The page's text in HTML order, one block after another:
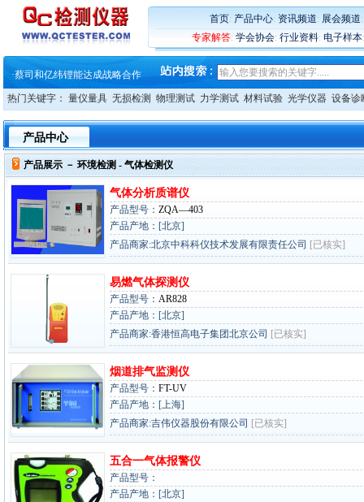
首页: 产品中心: 资讯频道: 展会频道
专家解答: 学会协会: 行业资料: 电子样本
蔡司软件 | 高效变形分析能
铸就AI服务器质量动脉 – 高
铸就AI服务器质量动脉 – 高
·ZEISS BOSELLO ADR 让内部缺
·蔡司和亿纬锂能达成战略合作
·大牌云集 买家升级 ——26
热门关键字： 量仪量具 无损检测 物理测试 力学测试 材料试验 光学仪器 设备诊
产品中心
产品展示 － 环境检测- 气体检测仪
气体分析质谱仪
产品型号： ZQA—403
产品产地：[北京]
产品商家:北京中科科仪技术发展有限责任公司 [已核实]
易燃气体探测仪
产品型号： AR828
产品产地：[北京]
产品商家:香港恒高电子集团北京公司 [已核实]
烟道排气监测仪
产品型号： FT-UV
产品产地：[上海]
产品商家:吉伟仪器股份有限公司 [已核实]
五合一气体报警仪
产品型号：
产品产地：[北京]